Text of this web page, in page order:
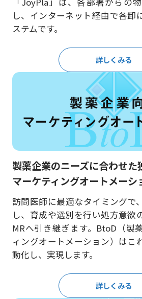
し、インターネット経由で各卸
ステムです。
詳しくみる
製薬企業のニーズに合わせた
マーケティングオートメーシ
訪問医師に最適なタイミングで
し、育成や選別を行い処方意欲
MRへ引き継ぎます。BtoD（製
ィングオートメーション）はこ
動化し、実現します。
詳しくみる